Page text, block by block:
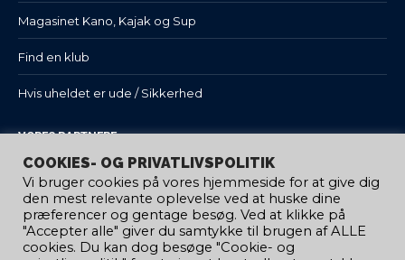
Magasinet Kano, Kajak og Sup
Find en klub
Hvis uheldet er ude / Sikkerhed
VORES PARTNERE
COOKIES- OG PRIVATLIVSPOLITIK
Vi bruger cookies på vores hjemmeside for at give dig
den mest relevante oplevelse ved at huske dine
præferencer og gentage besøg. Ved at klikke på
"Accepter alle" giver du samtykke til brugen af ​​ALLE
cookies. Du kan dog besøge "Cookie- og